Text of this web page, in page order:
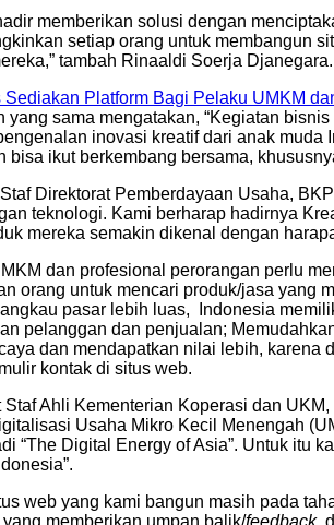
memberikan solusi dengan
setiap orang untuk membangun
tambah Rinaaldi Soerja Djanegara.
yang sama mengatakan, “Kegiatan
inovasi kreatif dari anak
bisa ikut berkembang bersama,
Direktorat Pemberdayaan Usaha,
teknologi. Kami berharap hadirnya
mereka semakin dikenal dengan
dan profesional perorangan perlu
orang untuk mencari produk/jasa yang
pasar lebih luas, Indonesia
pelanggan dan penjualan;
dan mendapatkan nilai lebih,
kontak di situs web.
Staf Ahli Kementerian Koperasi dan
Usaha Mikro Kecil Menengah
“The Digital Energy of Asia”. Untuk itu
web yang kami bangun masih pada
memberikan umpan balik/feedback,